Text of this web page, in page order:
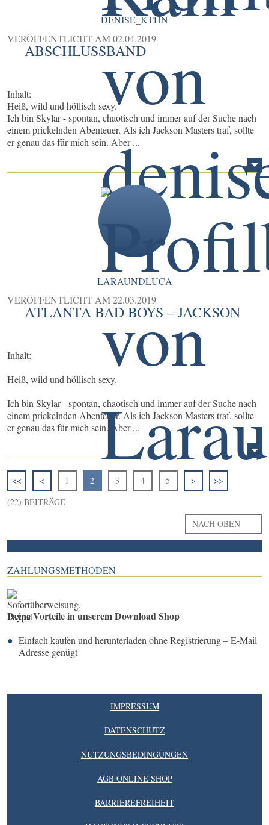
DENISE_KTHN
VERÖFFENTLICHT AM02.04.2019
ABSCHLUSSBAND
Inhalt:
Heiß, wild und höllisch sexy.
Ich bin Skylar - spontan, chaotisch und immer auf der Suche nach
einem prickelnden Abenteuer. Als ich Jackson Masters traf, sollte
er genau das für mich sein. Aber ...
LARAUNDLUCA
VERÖFFENTLICHT AM22.03.2019
ATLANTA BAD BOYS – JACKSON
Inhalt:
Heiß, wild und höllisch sexy.
Ich bin Skylar - spontan, chaotisch und immer auf der Suche nach
einem prickelnden Abenteuer. Als ich Jackson Masters traf, sollte
er genau das für mich sein. Aber ...
<< < 1 2 3 4 5 >
>>
(22) BEITRÄGE
NACH OBEN
ZAHLUNGSMETHODEN
Deine Vorteile in unserem Download Shop
Einfach kaufen und herunterladen ohne Registrierung – E-Mail
Adresse genügt
IMPRESSUM
DATENSCHUTZ
NUTZUNGSBEDINGUNGEN
AGB ONLINE SHOP
BARRIEREFREIHEIT